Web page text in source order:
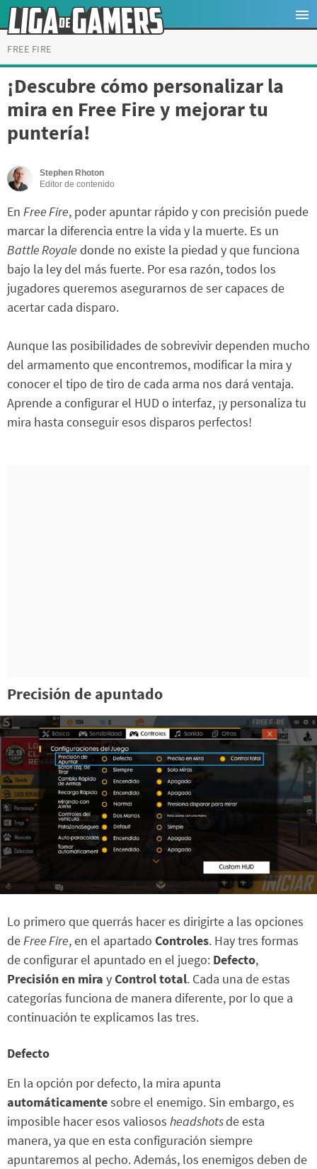
FREE FIRE
¡Descubre cómo personalizar la
mira en Free Fire y mejorar tu
puntería!
Stephen Rhoton
Editor de contenido
En Free Fire, poder apuntar rápido y con precisión puede
marcar la diferencia entre la vida y la muerte. Es un
Battle Royale donde no existe la piedad y que funciona
bajo la ley del más fuerte. Por esa razón, todos los
jugadores queremos asegurarnos de ser capaces de
acertar cada disparo.
Aunque las posibilidades de sobrevivir dependen mucho
del armamento que encontremos, modificar la mira y
conocer el tipo de tiro de cada arma nos dará ventaja.
Aprende a configurar el HUD o interfaz, ¡y personaliza tu
mira hasta conseguir esos disparos perfectos!
Precisión de apuntado
Lo primero que querrás hacer es dirigirte a las opciones
deFree Fire, en el apartado Controles. Hay tres formas
de configurar el apuntado en el juego: Defecto,
Precisión en mira yControl total. Cada una de estas
categorías funciona de manera diferente, por lo que a
continuación te explicamos las tres.
Defecto
En la opción por defecto, la mira apunta
automáticamentesobre el enemigo. Sin embargo, es
imposible hacer esos valiosos headshotsde esta
manera, ya que en esta configuración siempre
apuntaremos al pecho. Además, los enemigos deben de